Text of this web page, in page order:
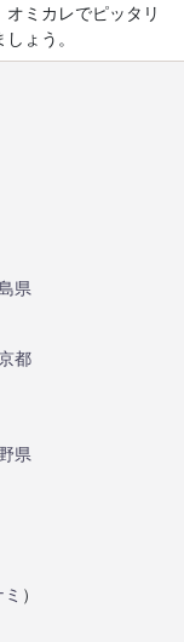
ミカレでピッタリ
ょう。
県
都
県
）